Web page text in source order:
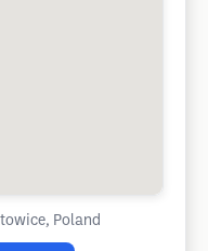
Poland